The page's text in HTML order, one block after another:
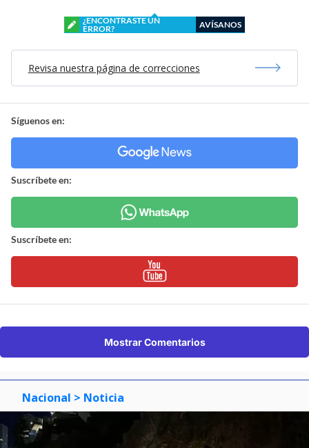
¿ENCONTRASTE UN
ERROR?
AVÍSANOS
Revisa nuestra página de correcciones
Síguenos en:
Suscríbete en:
Suscríbete en:
Mostrar Comentarios
Nacional > Noticia